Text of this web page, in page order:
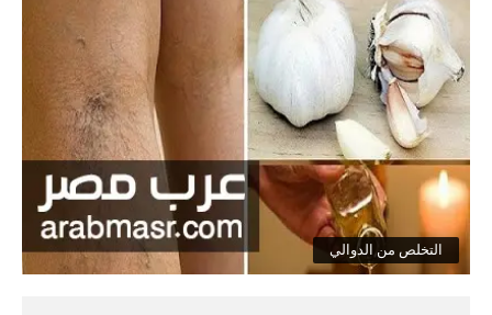
التخلص من الدوالي